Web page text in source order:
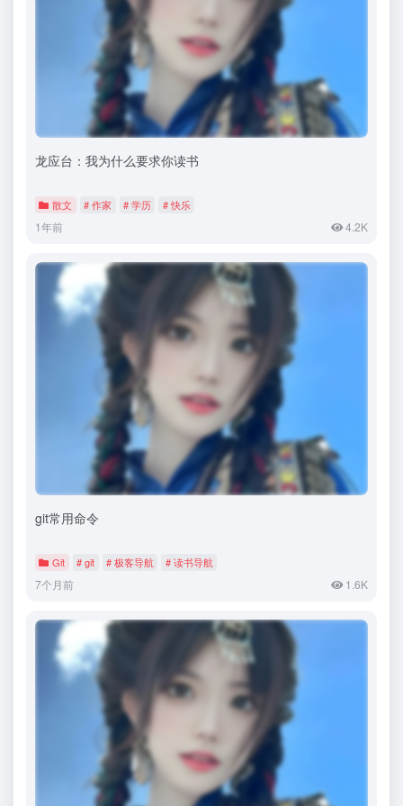
龙应台：我为什么要求你读书
散文 # 作家 # 学历 # 快乐
1年前 4.2K
git常用命令
Git # git # 极客导航 # 读书导航
7个月前 1.6K